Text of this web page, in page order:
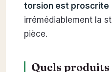
torsion est proscrite
irrémédiablement la
pièce.
Quels produits